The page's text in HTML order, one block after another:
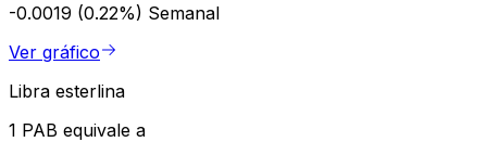
-0.0019 (0.22%) Semanal
Ver gráfico
Libra esterlina
1 PAB equivale a